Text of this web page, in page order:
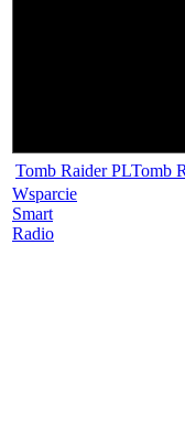
Tomb Raider PLTomb
Wsparcie
Smart
Radio